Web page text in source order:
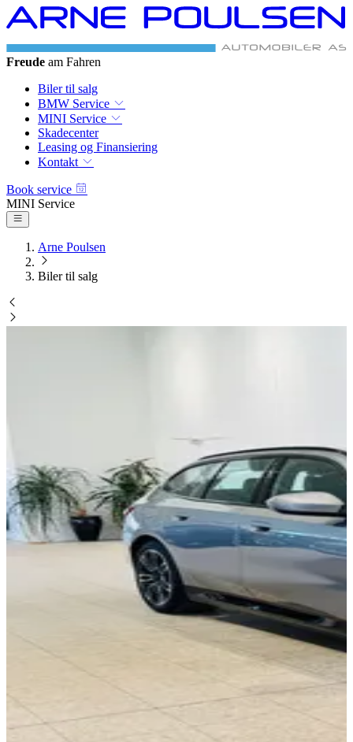
Freude am Fahren
Biler til salg
BMW Service
MINI Service
Skadecenter
Leasing og Finansiering
Kontakt
Book service
MINI Service
Arne Poulsen
Biler til salg